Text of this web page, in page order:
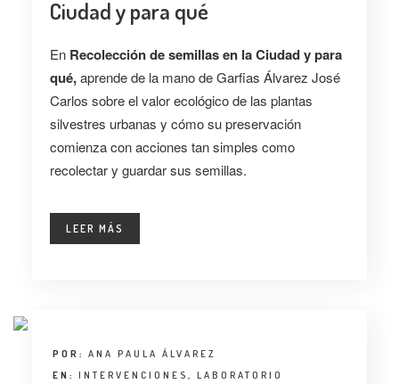
Ciudad y para qué
En Recolección de semillas en la Ciudad y para
qué,aprende de la mano de Garfias Álvarez José
Carlos sobre el valor ecológico de las plantas
silvestres urbanas y cómo su preservación
comienza con acciones tan simples como
recolectar y guardar sus semillas.
LEER MÁS
POR: ANA PAULA ÁLVAREZ
EN: INTERVENCIONES , LABORATORIO